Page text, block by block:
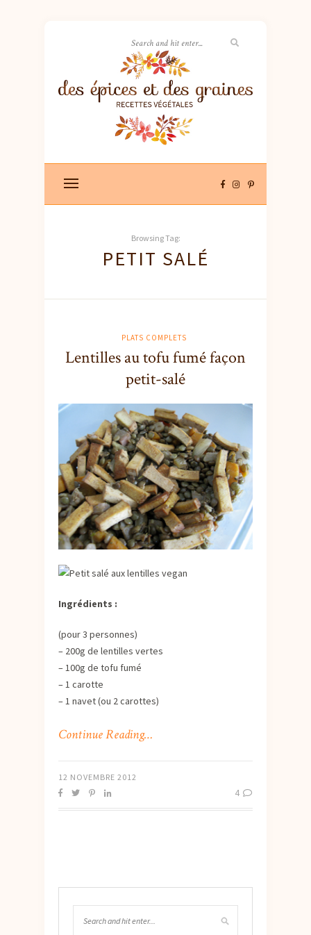
Browsing Tag:
PETIT SALÉ
PLATS COMPLETS
Lentilles au tofu fumé façon
petit-salé
Ingrédients :
(pour 3 personnes)
– 200g de lentilles vertes
– 100g de tofu fumé
– 1 carotte
– 1 navet (ou 2 carottes)
Continue Reading…
12 NOVEMBRE 2012
4